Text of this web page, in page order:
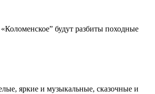
будут разбиты поход­ные
яркие и музыкаль­ные, сказочные и